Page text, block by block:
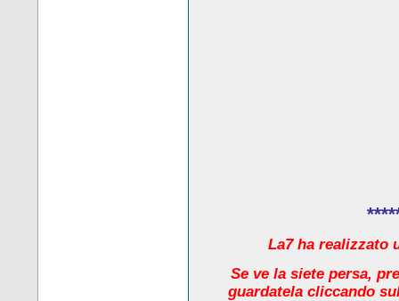
La7 ha realizzato
Se ve la siete persa,
guardatela cliccando